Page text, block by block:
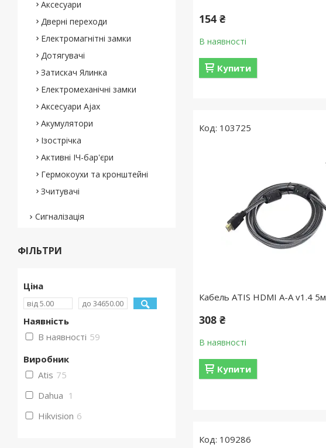
154 ₴
В наявності
Купити
103725
Кабель ATIS HDMI A-A v1.4 5м
308 ₴
В наявності
Купити
109286
Аксесуари
Дверні переходи
Електромагнітні замки
Дотягувачі
Затискач Ялинка
Електромеханічні замки
Аксесуари Ajax
Акумулятори
Ізострічка
Активні ІЧ-бар'єри
Гермокоухи та кронштейні
Зчитувачі
Сигналізація
ФІЛЬТРИ
Ціна
Наявність
В наявності 59
Виробник
Atis 75
Dahua 1
Hikvision 6